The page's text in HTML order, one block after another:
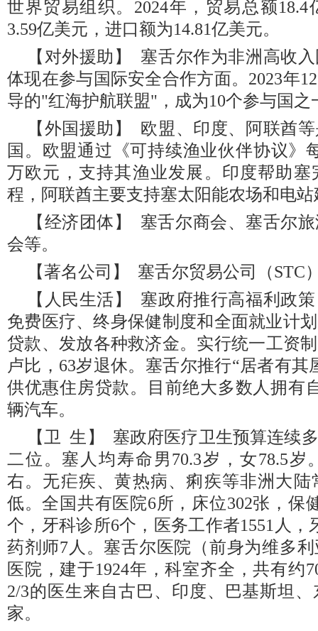
世界贸易组织。2024年，贸易总额
3.59亿美元，进口额为14.81亿美元。
【对外援助】 塞舌尔作为非洲高收
体现在参与国际安全合作方面。2023年
导的"红海护航联盟"，成为10个参与国之
【外国援助】 欧盟、印度、阿联酋
国。欧盟通过《可持续渔业伙伴协议》
万欧元，支持其渔业发展。印度帮助
程，阿联酋主要支持塞太阳能农场和电站
【经济团体】 塞舌尔商会‌、‌塞舌尔
会‌等。
【著名公司】 塞舌尔贸易公司（STC
【人民生活】 塞政府推行高福利政
免费医疗、终身保健制度和全面就业计
贷款、发放各种救济金。实行统一工资
卢比，63岁退休。塞舌尔推行“居者有其
供优惠住房贷款。目前绝大多数人拥有
辆汽车。
【卫 生】 塞政府医疗卫生预算连续
二位。塞人均寿命男70.3岁，女78.5
右。无疟疾、黄热病、痢疾等非洲大
低。全国共有医院6所，床位302张，保
个，牙科诊所6个，医务工作者1551人，
药剂师7人。塞舌尔医院（前身为维多
医院，建于1924年，科室齐全，共有约
2/3的医生来自古巴、印度、巴基斯坦
家。